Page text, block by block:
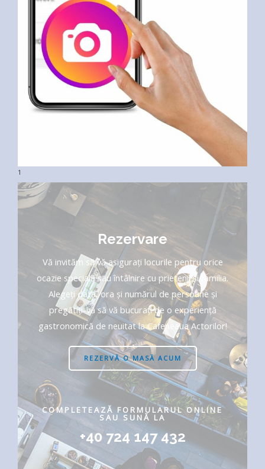
1
Rezervare
Vă invităm să vă asigurați locurile pentru orice
ocazie specială sau întâlnire cu prietenii și familia.
Alegeți data, ora și numărul de persoane și
pregătiți-vă să vă bucurați de o experiență
gastronomică de neuitat la Cafeneaua Actorilor!
REZERVĂ O MASĂ ACUM
COMPLETEAZĂ FORMULARUL ONLINE
SAU SUNĂ LA
+40 724 147 432